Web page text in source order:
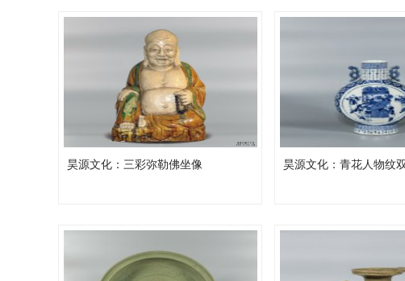
昊源文化：三彩弥勒佛坐像 昊源文化：青花人物纹